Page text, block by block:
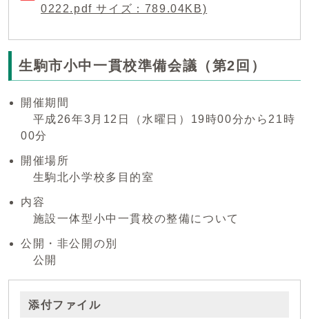
0222.pdf サイズ：789.04KB)
生駒市小中一貫校準備会議（第2回）
開催期間
平成26年3月12日（水曜日）19時00分から21時
00分
開催場所
生駒北小学校多目的室
内容
施設一体型小中一貫校の整備について
公開・非公開の別
公開
添付ファイル